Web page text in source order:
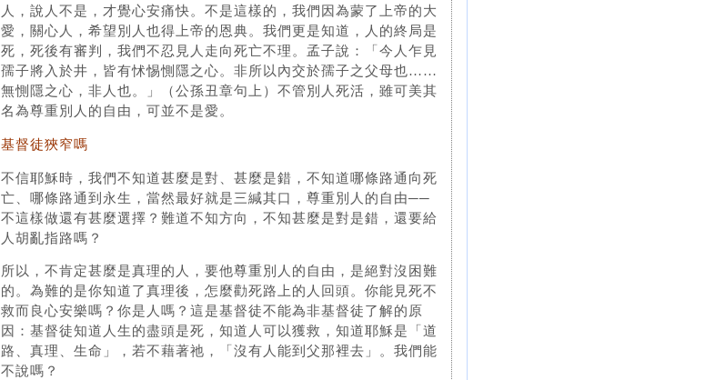
人，說人不是，才覺心安痛快。不是這樣的，我們因為蒙了上帝的大
愛，關心人，希望別人也得上帝的恩典。我們更是知道，人的終局是
死，死後有審判，我們不忍見人走向死亡不理。孟子說：「今人乍見
孺子將入於井，皆有怵惕惻隱之心。非所以內交於孺子之父母也……
無惻隱之心，非人也。」（公孫丑章句上）不管別人死活，雖可美其
名為尊重別人的自由，可並不是愛。
基督徒狹窄嗎
不信耶穌時，我們不知道甚麼是對、甚麼是錯，不知道哪條路通向死
亡、哪條路通到永生，當然最好就是三緘其口，尊重別人的自由──
不這樣做還有甚麼選擇？難道不知方向，不知甚麼是對是錯，還要給
人胡亂指路嗎？
所以，不肯定甚麼是真理的人，要他尊重別人的自由，是絕對沒困難
的。為難的是你知道了真理後，怎麼勸死路上的人回頭。你能見死不
救而良心安樂嗎？你是人嗎？這是基督徒不能為非基督徒了解的原
因：基督徒知道人生的盡頭是死，知道人可以獲救，知道耶穌是「道
路、真理、生命」，若不藉著祂，「沒有人能到父那裡去」。我們能
不說嗎？